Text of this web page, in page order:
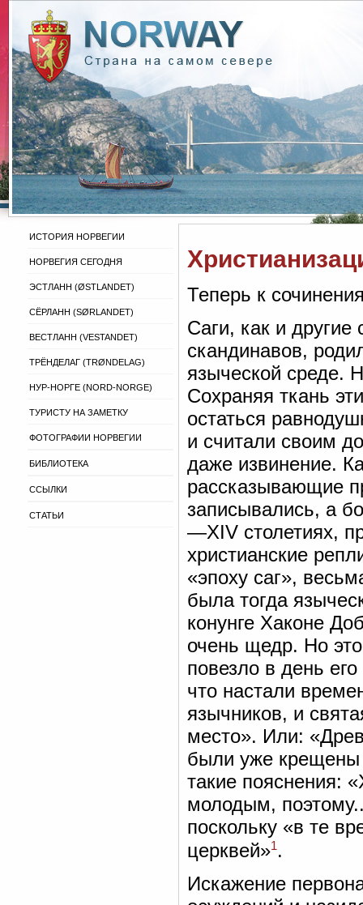
ИСТОРИЯ НОРВЕГИИ
НОРВЕГИЯ СЕГОДНЯ
ЭСТЛАНН (ØSTLANDET)
СЁРЛАНН (SØRLANDET)
ВЕСТЛАНН (VESTANDET)
ТРЁНДЕЛАГ (TRØNDELAG)
НУР-НОРГЕ (NORD-NORGE)
ТУРИСТУ НА ЗАМЕТКУ
ФОТОГРАФИИ НОРВЕГИИ
БИБЛИОТЕКА
ССЫЛКИ
СТАТЬИ
Теперь к
Саги, как и
скандинавов,
языческой среде.
Сохраняя ткань
остаться
и считали своим
даже извинение.
рассказывающие
записывались, а
—XIV столетиях,
христианские
«эпоху саг»,
была тогда
конунге Хаконе
очень щедр. Но
повезло в день
что настали
язычников, и
место». Или:
были уже крещены
такие пояснения:
молодым,
поскольку «в те
церквей»1.
Искажение